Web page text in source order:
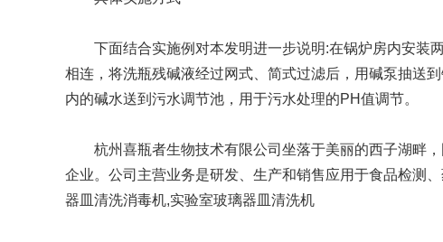
Aurora-3/F3极智版
实验室洗瓶机
Aurora-3/F3经典版
实验室洗瓶机
下面结合实施例对本发明进一步说明:在锅炉房内安装两
相连，将洗瓶残碱液经过网式、简式过滤后，用碱泵抽送
内的碱水送到污水调节池，用于污水处理的PH值调节。
杭州喜瓶者生物技术有限公司坐落于美丽的西子湖畔，
企业。公司主营业务是研发、生产和销售应用于食品检测
器皿清洗消毒机,实验室玻璃器皿清洗机